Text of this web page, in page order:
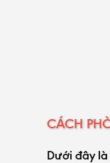
CÁCH
Dưới đây